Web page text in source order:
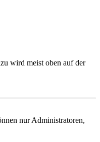
wird meist oben auf der
nur Administratoren,